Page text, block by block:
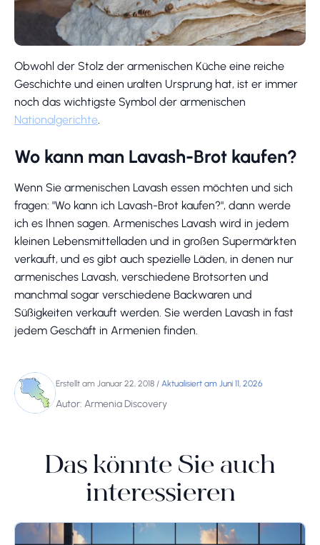
Obwohl der Stolz der armenischen Küche eine reiche
Geschichte und einen uralten Ursprung hat, ist er immer
noch das wichtigste Symbol der armenischen
Nationalgerichte.
Wo kann man Lavash-Brot kaufen?
Wenn Sie armenischen Lavash essen möchten und sich
fragen: "Wo kann ich Lavash-Brot kaufen?", dann werde
ich es Ihnen sagen. Armenisches Lavash wird in jedem
kleinen Lebensmittelladen und in großen Supermärkten
verkauft, und es gibt auch spezielle Läden, in denen nur
armenisches Lavash, verschiedene Brotsorten und
manchmal sogar verschiedene Backwaren und
Süßigkeiten verkauft werden. Sie werden Lavash in fast
jedem Geschäft in Armenien finden.
Erstellt am Januar 22, 2018 / Aktualisiert am Juni 11, 2026
Autor: Armenia Discovery
Das könnte Sie auch
interessieren